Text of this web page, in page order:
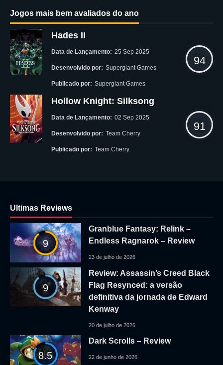
Jogos mais bem avaliados do ano
Hades II
Data de Lançamento: 25 Sep 2025
Desenvolvido por: Supergiant Games
Publicado por: Supergiant Games
94
Hollow Knight: Silksong
Data de Lançamento: 02 Sep 2025
Desenvolvido por: Team Cherry
Publicado por: Team Cherry
91
Ultimas Reviews
9
Granblue Fantasy: Relink –
Endless Ragnarok – Review
23 de julho de 2026
9
Review: Assassin’s Creed Black
Flag Resynced: a versão
definitiva da jornada de Edward
Kenway
20 de julho de 2026
8.5
Dark Scrolls – Review
22 de junho de 2026